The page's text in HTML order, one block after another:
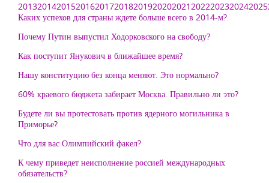
2013201420152016201720182019202020212022202320242025
Каких успехов для страны ждете больше всего в 2014-м?
Почему Путин выпустил Ходорковского на свободу?
Как поступит Янукович в ближайшее время?
Нашу конституцию без конца меняют. Это нормально?
60% краевого бюджета забирает Москва. Правильно ли это?
Будете ли вы протестовать против ядерного могильника в
Приморье?
Что для вас Олимпийский факел?
К чему приведет неисполнение россией международных
обязательств?